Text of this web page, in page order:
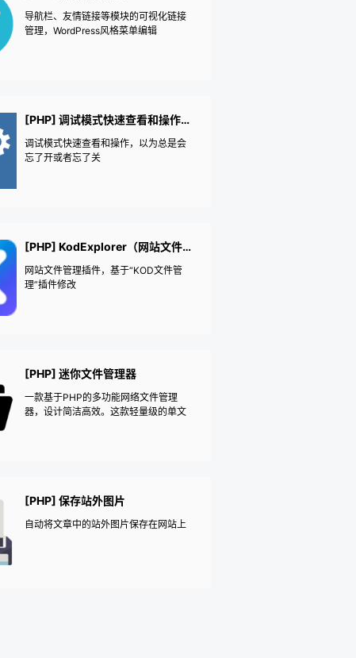
导航栏、友情链接等模块的可视化链接
管理，WordPress风格菜单编辑
[PHP] 调试模式快速查看和操作（开发者工具）
调试模式快速查看和操作，以为总是会
忘了开或者忘了关
[PHP] KodExplorer（网站文件管理）
网站文件管理插件，基于“KOD文件管
理”插件修改
[PHP] 迷你文件管理器
一款基于PHP的多功能网络文件管理
器，设计简洁高效。这款轻量级的单文
[PHP] 保存站外图片
自动将文章中的站外图片保存在网站上